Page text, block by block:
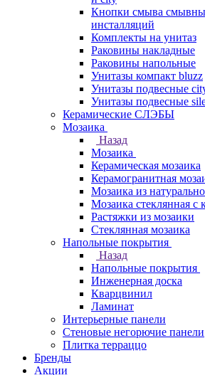
Кнопки смыва
инсталляций
Комплекты на унитаз
Раковины накладные
Раковины напольные
Унитазы компакт bluzz
Унитазы подвесные
Унитазы подвесные
Керамические СЛЭБЫ
Мозаика
Назад
Мозаика
Керамическая мозаика
Керамогранитная
Мозаика из
Мозаика стеклянная с
Растяжки из мозаики
Стеклянная мозаика
Напольные покрытия
Назад
Напольные покрытия
Инженерная доска
Кварцвинил
Ламинат
Интерьерные панели
Стеновые негорючие панели
Плитка терраццо
Бренды
Акции